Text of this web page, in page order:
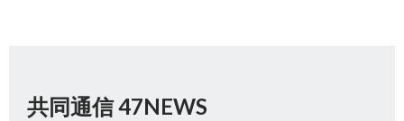
共同通信 47NEWS